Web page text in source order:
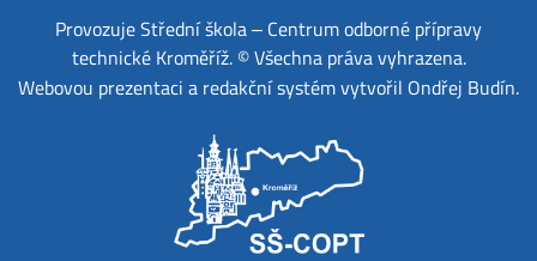
ProvozujeStřední škola ‒ Centrum odborné přípravy
technické Kroměříž. © Všechna práva vyhrazena.
Webovou prezentaci a redakční systémvytvořil Ondřej Budín.